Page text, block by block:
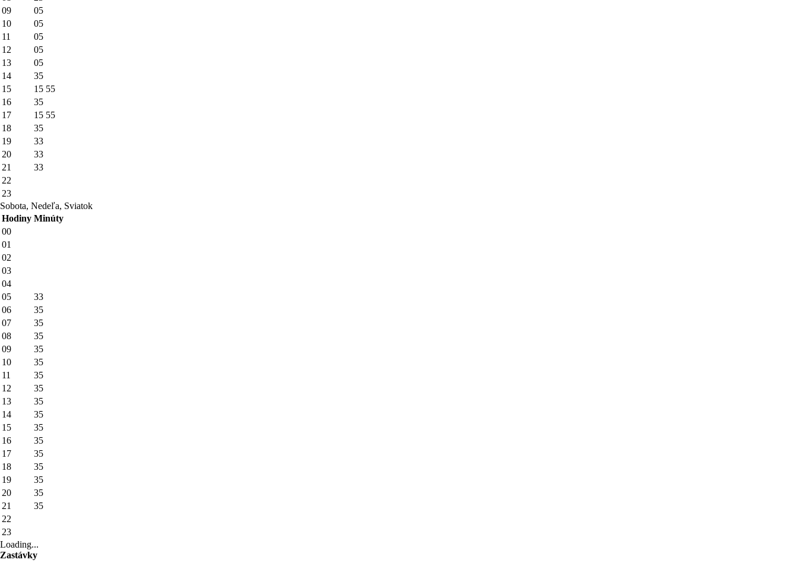
09
05
10
05
11
05
12
05
13
05
14
35
15
15 55
16
35
17
15 55
18
35
19
33
20
33
21
33
22
23
Sobota, Nedeľa, Sviatok
Hodiny Minúty
00
01
02
03
04
05
33
06
35
07
35
08
35
09
35
10
35
11
35
12
35
13
35
14
35
15
35
16
35
17
35
18
35
19
35
20
35
21
35
22
23
Loading...
Zastávky